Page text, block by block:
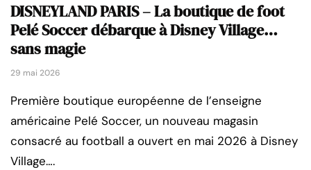
DISNEYLAND PARIS – La boutique de foot
Pelé Soccer débarque à Disney Village…
sans magie
29 mai 2026
Première boutique européenne de l’enseigne
américaine Pelé Soccer, un nouveau magasin
consacré au football a ouvert en mai 2026 à Disney
Village….